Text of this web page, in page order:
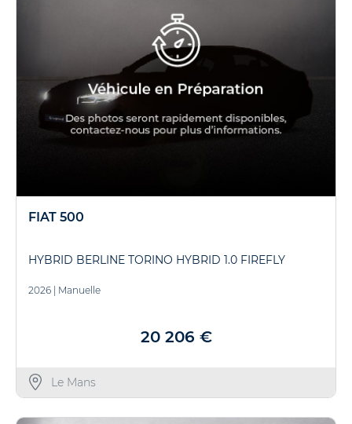
FIAT 500
HYBRID BERLINE TORINO HYBRID 1.0 FIREFLY
2026 Manuelle
20 206 €
Le Mans